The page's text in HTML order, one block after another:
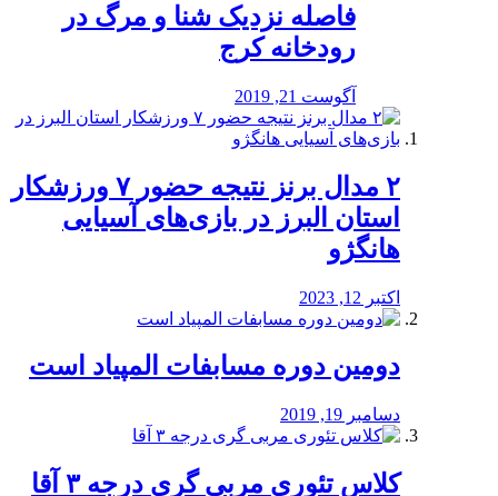
️فاصله نزدیک شنا و مرگ در
رودخانه کرج
آگوست 21, 2019
۲ مدال برنز نتیجه حضور ۷ ورزشکار
استان البرز در بازی‌های آسیایی
هانگژو
اکتبر 12, 2023
دومین دوره مسابفات المپیاد است
دسامبر 19, 2019
کلاس تئوری مربی گری درجه ۳ آقا